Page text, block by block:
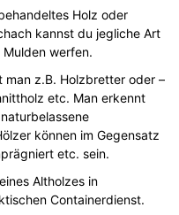
Holz oder
kannst du jegliche Art
werfen.
z.B. Holzbretter oder –
etc. Man erkennt
können im Gegensatz
etc. sein.
Altholzes in
Containerdienst.